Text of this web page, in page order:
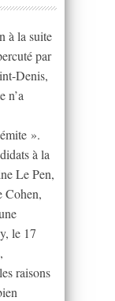
à la suite
par
Denis,
n’a
».
à la
Le Pen,
Cohen,
le 17
raisons